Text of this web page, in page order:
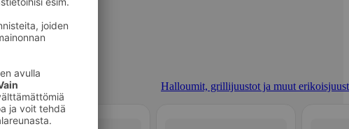
Halloumit, grillijuustot ja muut